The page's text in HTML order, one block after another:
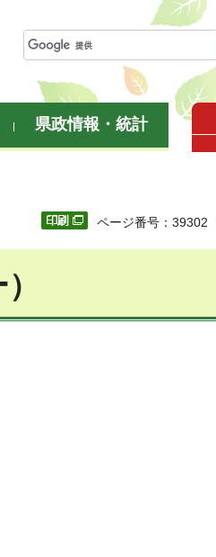
県政情報・統計
ページ番号：39302